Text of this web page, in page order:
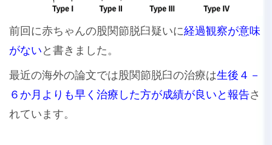
前回に赤ちゃんの股関節脱臼疑いに経過観察が意味
がないと書きました。
最近の海外の論文では股関節脱臼の治療は生後４－
６か月よりも早く治療した方が成績が良いと報告さ
れています。